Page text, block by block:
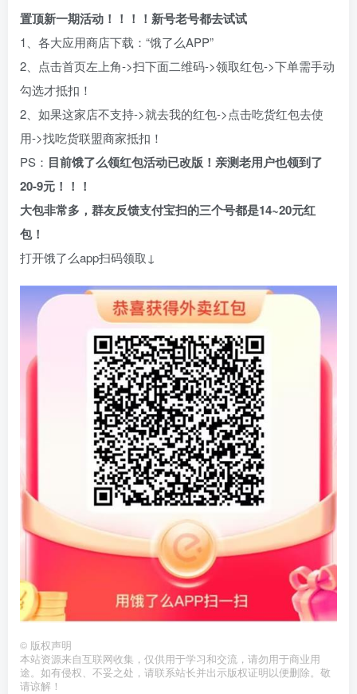
置顶新一期活动！！！！新号老号都去试试
1、各大应用商店下载：“饿了么APP”
2、点击首页左上角->扫下面二维码->领取红包->下单需手动
勾选才抵扣！
2、如果这家店不支持->就去我的红包->点击吃货红包去使
用->找吃货联盟商家抵扣！
PS： 目前饿了么领红包活动已改版！亲测老用户也领到了
20-9元！！！
大包非常多，群友反馈支付宝扫的三个号都是14~20元红
包！
打开饿了么app扫码领取↓
© 版权声明
本站资源来自互联网收集，仅供用于学习和交流，请勿用于商业用
途。如有侵权、不妥之处，请联系站长并出示版权证明以便删除。敬
请谅解！